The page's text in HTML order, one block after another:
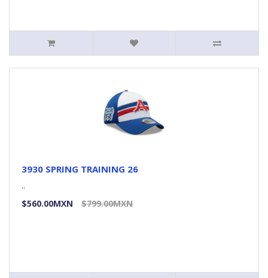
3930 SPRING TRAINING 26
..
$560.00MXN
$799.00MXN